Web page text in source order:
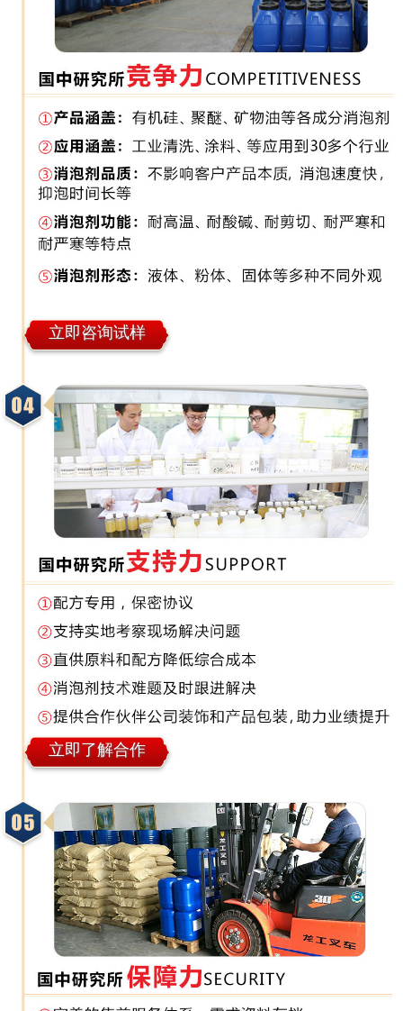
立即咨询试样
立即了解合作